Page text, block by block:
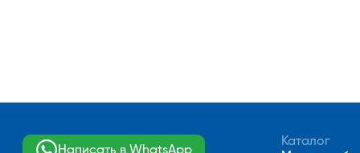
Написать в WhatsApp
Каталог